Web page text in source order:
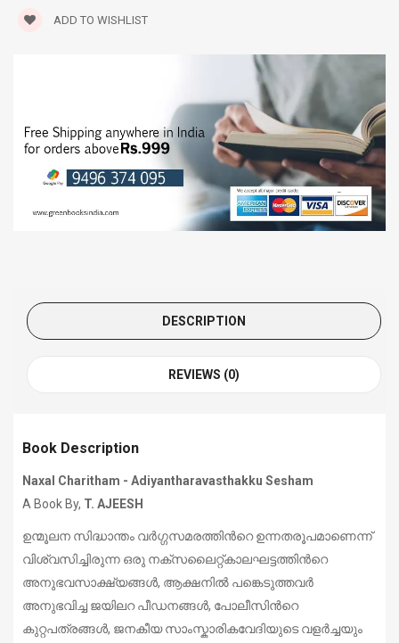
ADD TO WISHLIST
DESCRIPTION
REVIEWS (0)
Book Description
Naxal Charitham - Adiyantharavasthakku Sesham
A Book By, T. AJEESH
ഉന്മൂലന സിദ്ധാന്തം വര്‍ഗ്ഗസമരത്തിന്‍റെ ഉന്നതരൂപമാണെന്ന്
വിശ്വസിച്ചിരുന്ന ഒരു നക്സലൈറ്റ്കാലഘട്ടത്തിന്‍റെ
അനുഭവസാക്ഷ്യങ്ങള്‍, ആക്ഷനില്‍ പങ്കെടുത്തവര്‍
അനുഭവിച്ച ജയിലറ പീഡനങ്ങള്‍, പോലീസിന്‍റെ
കുറ്റപത്രങ്ങള്‍, ജനകീയ സാംസ്കാരികവേദിയുടെ വളര്‍ച്ചയും